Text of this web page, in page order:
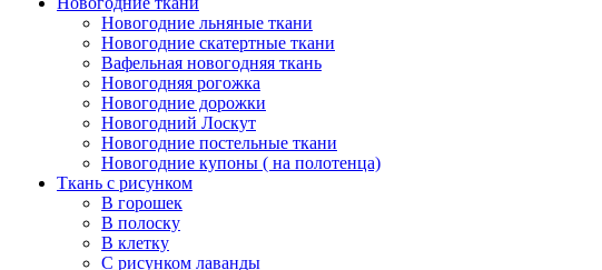
Новогодние льняные ткани
Новогодние скатертные ткани
Вафельная новогодняя ткань
Новогодняя рогожка
Новогодние дорожки
Новогодний Лоскут
Новогодние постельные ткани
Новогодние купоны ( на полотенца)
Ткань с рисунком
В горошек
В полоску
В клетку
С рисунком лаванды